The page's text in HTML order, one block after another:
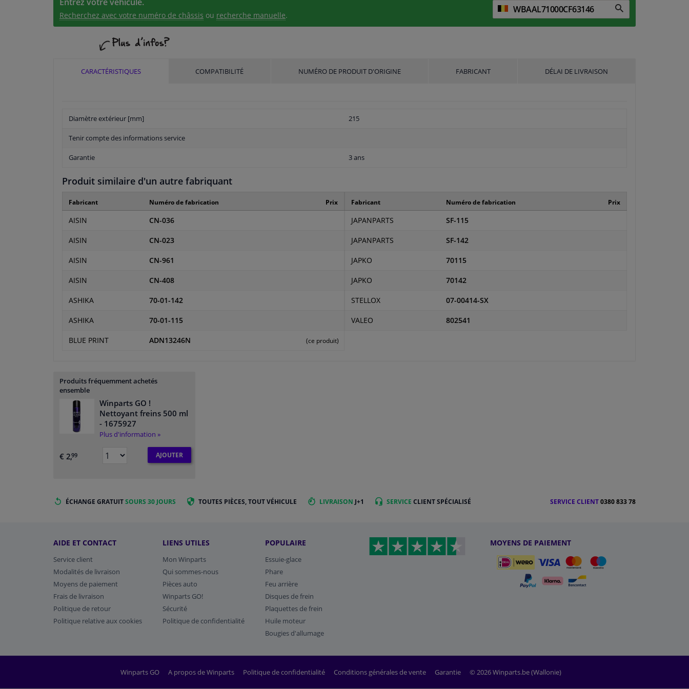
Recherchez avec votre numéro de châssis ou recherche manuelle.
CARACTÉRISTIQUES COMPATIBILITÉ NUMÉRO DE PRODUIT D'ORIGINE FABRICANT DÉLAI DE LIVRAISON
Diamètre extérieur [mm] 215
Tenir compte des informations service
Garantie 3 ans
Produit similaire d'un autre fabriquant
Fabricant Numéro de fabrication Prix
AISIN CN-036
AISIN CN-023
AISIN CN-961
AISIN CN-408
ASHIKA 70-01-142
ASHIKA 70-01-115
BLUE PRINT ADN13246N (ce produit)
Fabricant Numéro de fabrication Prix
JAPANPARTS SF-115
JAPANPARTS SF-142
JAPKO 70115
JAPKO 70142
STELLOX 07-00414-SX
VALEO 802541
Produits fréquemment achetés
ensemble
Winparts GO !
Nettoyant freins 500 ml
- 1675927
Plus d'information »
€ 2,99 AJOUTER
ÉCHANGE GRATUITSOURS 30 JOURS TOUTES PIÈCES, TOUT VÉHICULE LIVRAISON J+1 SERVICE CLIENT SPÉCIALISÉ SERVICE CLIENT0380 833 78
AIDE ET CONTACT
Service client
Modalités de livraison
Moyens de paiement
Frais de livraison
Politique de retour
Politique relative aux cookies
LIENS UTILES
Mon Winparts
Qui sommes-nous
Pièces auto
Winparts GO!
Sécurité
Politique de confidentialité
POPULAIRE
Essuie-glace
Phare
Feu arrière
Disques de frein
Plaquettes de frein
Huile moteur
Bougies d'allumage
MOYENS DE PAIEMENT
Winparts GO A propos de Winparts Politique de confidentialité Conditions générales de vente Garantie © 2026 Winparts.be (Wallonie)